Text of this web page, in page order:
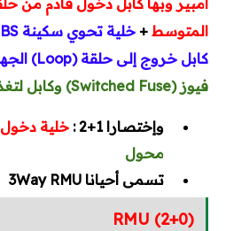
المتوسط +
كابل خروج إلى حلقة (Loop) الجهد المتوسط
فيوز (Switched Fuse) وكابل لتغذية محول التوزيع
وإختصارا1+2
: خلية دخول
محول
تسمى أحيانا 3Way RMU
RMU (2+0)